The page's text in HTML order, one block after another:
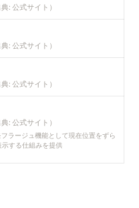
典:公式サイト ）
典:公式サイト ）
典:公式サイト ）
典:公式サイト ）
フラージュ機能として現在位置をずら
示する仕組みを提供